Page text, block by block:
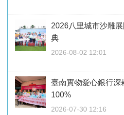
2026八里城市沙雕
典
2026-08-02 12:01
臺南實物愛心銀行
100%
2026-07-30 12:16